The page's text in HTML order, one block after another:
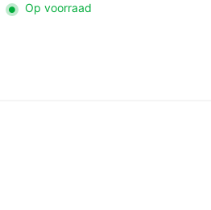
Op voorraad